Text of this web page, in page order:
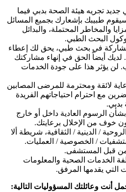
تجريه هيئة الصحة بدبي فيما
سيقوم طبيبك بإشعارك بجميع المسائل
والمخاطر المحتملة، والبدائل
البحث الطبي.
في بحث طبي، يحق لك إعطاء
أيضاً الحق في إنهاء مشاركتك
يؤثر هذا على جودة الخدمات
لائقة ومحترمة للمرضى المصابين
مع احترام احتياجاتهم الفريدة
بدبي.
الرسوم العادية داخل أو خارج
خوف من الإخلال برعايتك.
/ الدينية / الثقافية، شريطة ألا
/ الخصوصية / العمليات.
قبل المستشفى.
الخدمات الصحية والمعلومات
التي يقدمها المرفق.
أنت وعائلتك المسؤوليات التالية: